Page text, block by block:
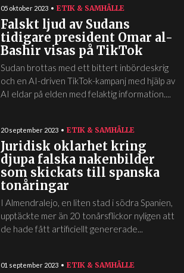
05 oktober 2023 ETIK & SAMHÄLLE
Falskt ljud av Sudans
tidigare president Omar al-
Bashir visas på TikTok
Sudan brottas med ett bittert inbördeskrig
och en AI-driven TikTok-kampanj med hjälp av
AI eldar på elden med felaktig information....
20 september 2023 ETIK & SAMHÄLLE
Juridisk oklarhet kring
djupa falska nakenbilder
som skickats till spanska
tonåringar
I Almendralejo, en liten stad i södra Spanien,
upptäckte mer än 20 tonårsflickor nyligen att
de hade fått artificiellt genererade...
01 september 2023 ETIK & SAMHÄLLE